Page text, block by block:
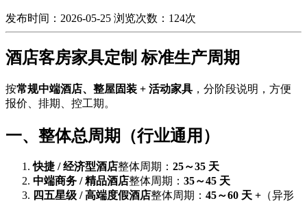
发布时间：2026-05-25 浏览次数：124次
酒店客房家具定制 标准生产周期
按常规中端酒店、整屋固装 + 活动家具 ，分阶段说明，方便
报价、排期、控工期。
一、整体总周期（行业通用）
快捷 / 经济型酒店整体周期： 25～35 天
中端商务 / 精品酒店整体周期： 35～45 天
四五星级 / 高端度假酒店整体周期： 45～60 天 + （异形